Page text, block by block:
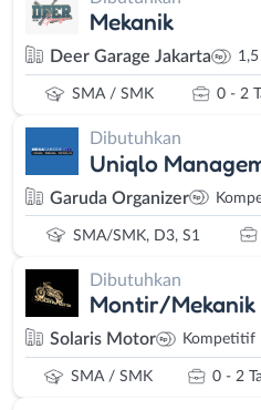
Mekanik
Deer Garage Jakarta
SMA / SMK 0 - 2
Dibutuhkan
Uniqlo
Garuda Organizer
SMA/SMK, D3, S1
Dibutuhkan
Montir/
Solaris Motor Kompetitif
SMA / SMK 0 - 2